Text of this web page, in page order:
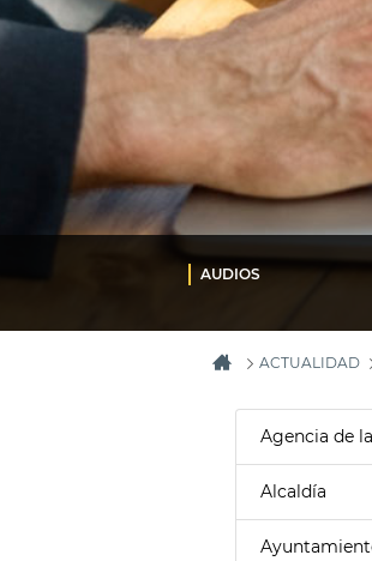
AUDIOS
ACTUALIDAD
Agencia de
Alcaldía